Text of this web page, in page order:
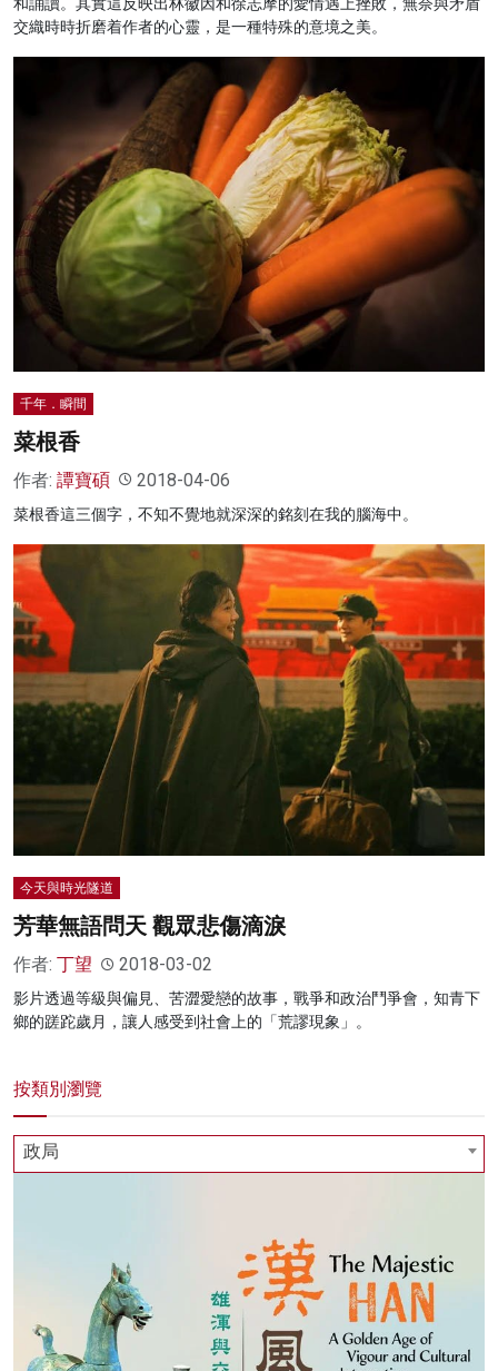
交織時時折磨着作者的心靈，是一種特殊的意境之美。
千年．瞬間
菜根香
作者: 譚寶碩 2018-04-06
菜根香這三個字，不知不覺地就深深的銘刻在我的腦海中。
今天與時光隧道
芳華無語問天 觀眾悲傷滴淚
作者: 丁望 2018-03-02
影片透過等級與偏見、苦澀愛戀的故事，戰爭和政治鬥爭會，知青下
鄉的蹉跎歲月，讓人感受到社會上的「荒謬現象」。
按類別瀏覽
政局